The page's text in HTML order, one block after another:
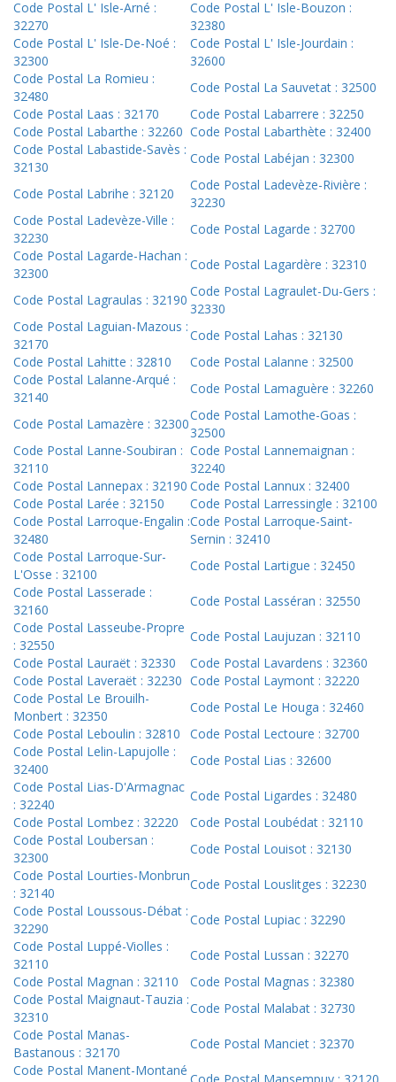
Code Postal L' Isle-Arné :
32270
Code Postal L' Isle-Bouzon :
32380
Code Postal L' Isle-De-Noé :
32300
Code Postal L' Isle-Jourdain :
32600
Code Postal La Romieu :
32480
Code Postal La Sauvetat : 32500
Code Postal Laas : 32170
Code Postal Labarrere : 32250
Code Postal Labarthe : 32260 Code Postal Labarthète : 32400
Code Postal Labastide-Savès :
32130
Code Postal Labéjan : 32300
Code Postal Labrihe : 32120
Code Postal Ladevèze-Rivière :
32230
Code Postal Ladevèze-Ville :
32230
Code Postal Lagarde : 32700
Code Postal Lagarde-Hachan :
32300
Code Postal Lagardère : 32310
Code Postal Lagraulas : 32190
Code Postal Lagraulet-Du-Gers :
32330
Code Postal Laguian-Mazous :
32170
Code Postal Lahas : 32130
Code Postal Lahitte : 32810
Code Postal Lalanne : 32500
Code Postal Lalanne-Arqué :
32140
Code Postal Lamaguère : 32260
Code Postal Lamazère : 32300
Code Postal Lamothe-Goas :
32500
Code Postal Lanne-Soubiran :
32110
Code Postal Lannemaignan :
32240
Code Postal Lannepax : 32190 Code Postal Lannux : 32400
Code Postal Larée : 32150
Code Postal Larressingle : 32100
Code Postal Larroque-Engalin :
32480
Code Postal Larroque-Saint-
Sernin : 32410
Code Postal Larroque-Sur-
L'Osse : 32100
Code Postal Lartigue : 32450
Code Postal Lasserade :
32160
Code Postal Lasséran : 32550
Code Postal Lasseube-Propre
: 32550
Code Postal Laujuzan : 32110
Code Postal Lauraët : 32330
Code Postal Lavardens : 32360
Code Postal Laveraët : 32230 Code Postal Laymont : 32220
Code Postal Le Brouilh-
Monbert : 32350
Code Postal Le Houga : 32460
Code Postal Leboulin : 32810
Code Postal Lectoure : 32700
Code Postal Lelin-Lapujolle :
32400
Code Postal Lias : 32600
Code Postal Lias-D'Armagnac
: 32240
Code Postal Ligardes : 32480
Code Postal Lombez : 32220
Code Postal Loubédat : 32110
Code Postal Loubersan :
32300
Code Postal Louisot : 32130
Code Postal Lourties-Monbrun
: 32140
Code Postal Louslitges : 32230
Code Postal Loussous-Débat :
32290
Code Postal Lupiac : 32290
Code Postal Luppé-Violles :
32110
Code Postal Lussan : 32270
Code Postal Magnan : 32110
Code Postal Magnas : 32380
Code Postal Maignaut-Tauzia :
32310
Code Postal Malabat : 32730
Code Postal Manas-
Bastanous : 32170
Code Postal Manciet : 32370
Code Postal Manent-Montané